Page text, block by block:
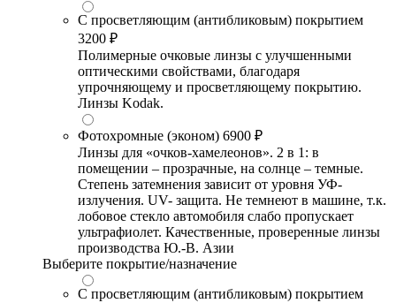
С просветляющим (антибликовым) покрытием
3200 ₽
Полимерные очковые линзы с улучшенными
оптическими свойствами, благодаря
упрочняющему и просветляющему покрытию.
Линзы Kodak.
Фотохромные (эконом) 6900 ₽
Линзы для «очков-хамелеонов». 2 в 1: в
помещении – прозрачные, на солнце – темные.
Степень затемнения зависит от уровня УФ-
излучения. UV- защита. Не темнеют в машине, т.к.
лобовое стекло автомобиля слабо пропускает
ультрафиолет. Качественные, проверенные линзы
производства Ю.-В. Азии
Выберите покрытие/назначение
С просветляющим (антибликовым) покрытием